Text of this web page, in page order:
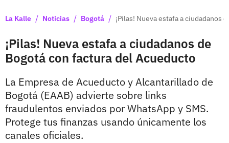
La Kalle / Noticias / Bogotá / ¡Pilas! Nueva estafa a ciudadanos
¡Pilas! Nueva estafa a ciudadanos de
Bogotá con factura del Acueducto
La Empresa de Acueducto y Alcantarillado de
Bogotá (EAAB) advierte sobre links
fraudulentos enviados por WhatsApp y SMS.
Protege tus finanzas usando únicamente los
canales oficiales.